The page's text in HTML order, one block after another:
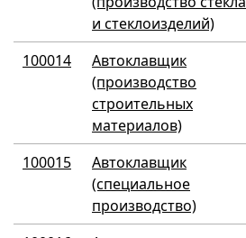
и стеклоизделий)
100014
Автоклавщик
(производство
строительных
материалов)
100015
Автоклавщик
(специальное
производство)